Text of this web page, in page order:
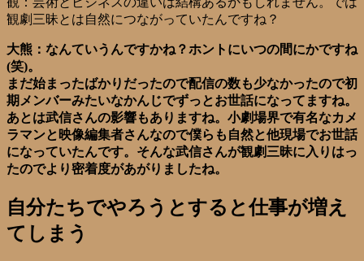
観劇三昧とは自然につながっていたんですね？
大熊：なんていうんですかね？ホントにいつの間にかですね
(笑)。
まだ始まったばかりだったので配信の数も少なかったので初
期メンバーみたいなかんじでずっとお世話になってますね。
あとは武信さんの影響もありますね。小劇場界で有名なカメ
ラマンと映像編集者さんなので僕らも自然と他現場でお世話
になっていたんです。そんな武信さんが観劇三昧に入りはっ
たのでより密着度があがりましたね。
自分たちでやろうとすると仕事が増え
てしまう